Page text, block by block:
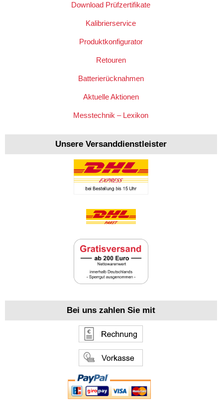
Download Prüfzertifikate
Kalibrierservice
Produktkonfigurator
Retouren
Batterierücknahmen
Aktuelle Aktionen
Messtechnik – Lexikon
Unsere Versanddienstleister
Bei uns zahlen Sie mit